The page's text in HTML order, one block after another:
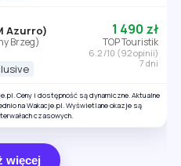
Azurro)
Brzeg)
1 490 zł
TOP Touristik
6.2 /10 (92 opinii)
7 dni
Ceny i dostępność są dynamiczne. Aktualne
na Wakacje.pl. Wyświetlane okazje są
czasowych.
więcej